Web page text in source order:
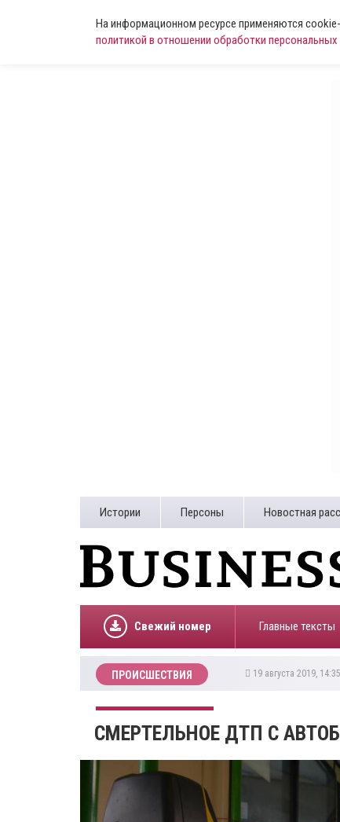
На информационном ресурсе применяются
политикой в отношении обработки
Истории Персоны Новостная
Свежий номер Главные тексты
ПРОИСШЕСТВИЯ 19 августа 2019, 14:35
СМЕРТЕЛЬНОЕ ДТП С